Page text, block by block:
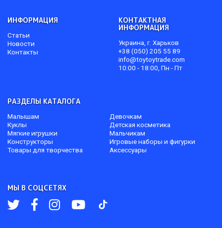
ИНФОРМАЦИЯ
Статьи
Новости
Контакты
КОНТАКТНАЯ
ИНФОРМАЦИЯ
Украина, г. Харьков
+38 (050) 205 55 89
info@toytoytrade.com
10:00 - 18:00, Пн - Пт
РАЗДЕЛЫ КАТАЛОГА
Малышам
Девочкам
Куклы
Детская косметика
Мягкие игрушки
Мальчикам
Конструкторы
Игровые наборы и фигурки
Товары для творчества
Аксессуары
МЫ В СОЦСЕТЯХ